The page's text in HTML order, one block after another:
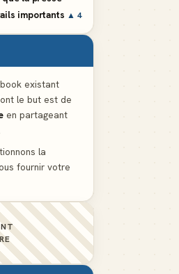
importants ▲ 4
existant
le but est de
en partageant
la
fournir votre